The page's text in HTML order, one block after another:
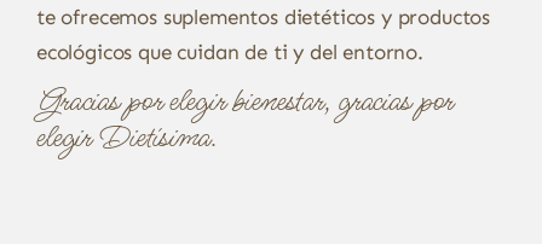
te ofrecemos suplementos dietéticos y productos
ecológicos que cuidan de ti y del entorno.
Gracias por elegir bienestar, gracias por
elegir Dietísima.